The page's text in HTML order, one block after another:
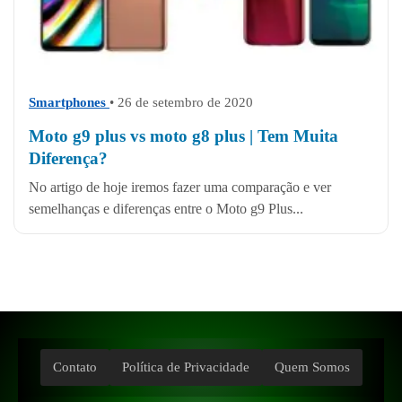
Smartphones • 26 de setembro de 2020
Moto g9 plus vs moto g8 plus | Tem Muita
Diferença?
No artigo de hoje iremos fazer uma comparação e ver
semelhanças e diferenças entre o Moto g9 Plus...
Contato Política de Privacidade Quem Somos